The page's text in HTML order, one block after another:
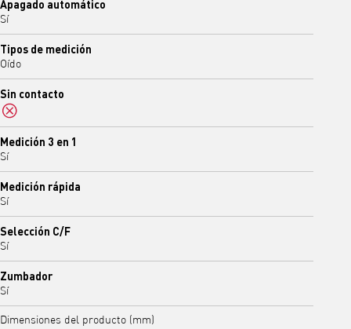
Apagado automático
Sí
Tipos de medición
Oído
Sin contacto
No
Medición 3 en 1
Sí
Medición rápida
Sí
Selección C/F
Sí
Zumbador
Sí
Dimensiones del producto (mm)